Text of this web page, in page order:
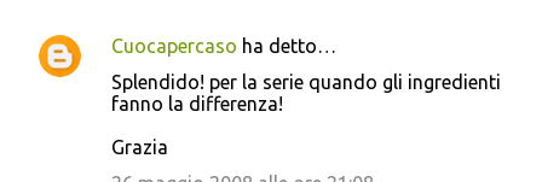
Cuocapercaso ha detto…
Splendido! per la serie quando gli ingredienti
fanno la differenza!
Grazia